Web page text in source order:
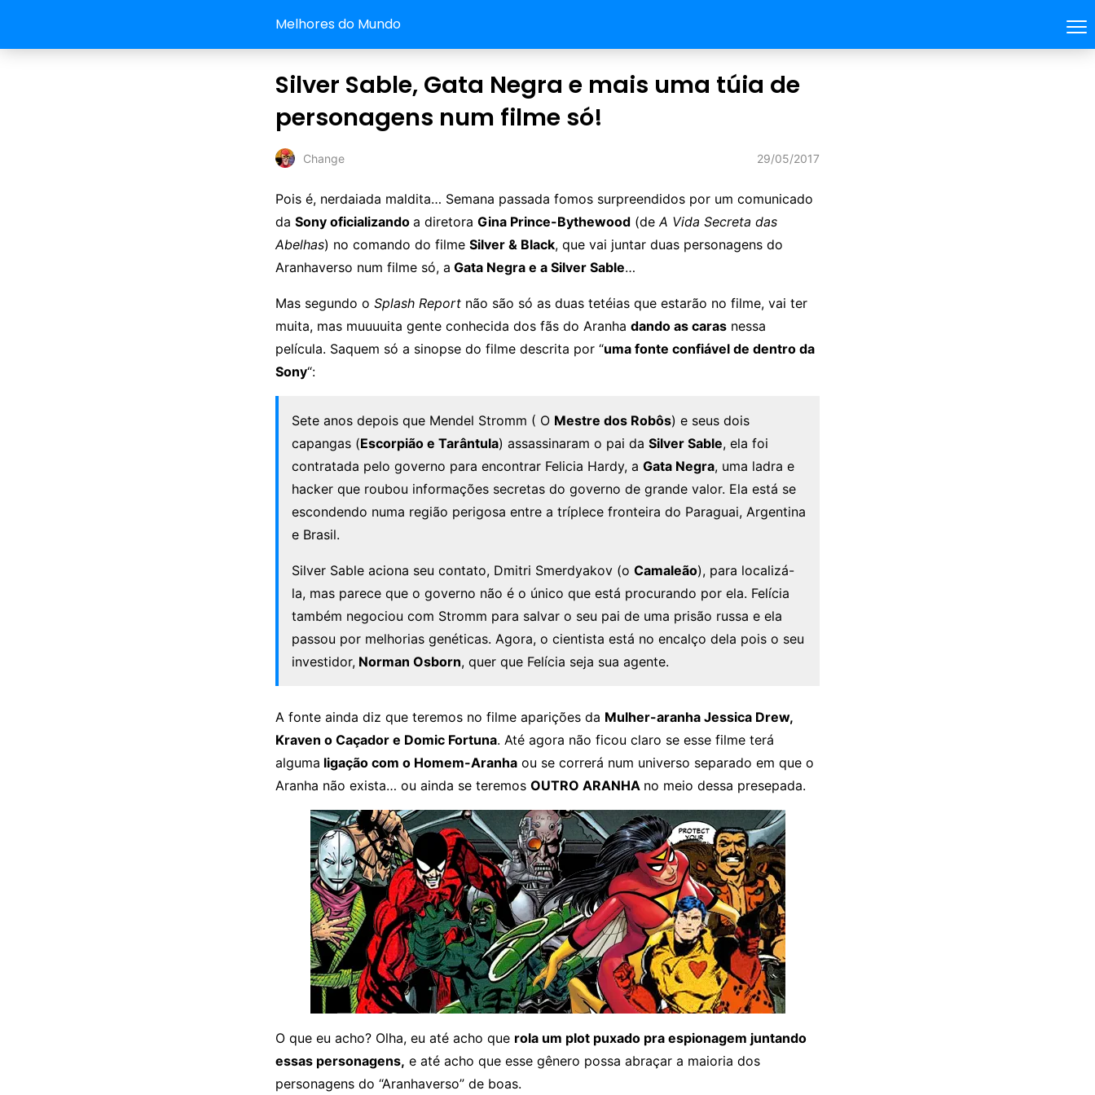
Melhores do Mundo
Silver Sable, Gata Negra e mais uma túia de
personagens num filme só!
Change 29/05/2017
Pois é, nerdaiada maldita… Semana passada fomos surpreendidos por um comunicado
da Sony oficializando a diretora Gina Prince-Bythewood (deA Vida Secreta das
Abelhas) no comando do filme Silver & Black, que vai juntar duas personagens do
Aranhaverso num filme só, a Gata Negra e a Silver Sable…
Mas segundo o Splash Report não são só as duas tetéias que estarão no filme, vai ter
muita, mas muuuuita gente conhecida dos fãs do Aranha dando as caras nessa
película. Saquem só a sinopse do filme descrita por “uma fonte confiável de dentro da
Sony“:
Sete anos depois que Mendel Stromm ( O Mestre dos Robôs) e seus dois
capangas (Escorpião e Tarântula) assassinaram o pai da Silver Sable, ela foi
contratada pelo governo para encontrar Felicia Hardy, a Gata Negra, uma ladra e
hacker que roubou informações secretas do governo de grande valor. Ela está se
escondendo numa região perigosa entre a tríplece fronteira do Paraguai, Argentina
e Brasil.
Silver Sable aciona seu contato, Dmitri Smerdyakov (o Camaleão), para localizá-
la, mas parece que o governo não é o único que está procurando por ela. Felícia
também negociou com Stromm para salvar o seu pai de uma prisão russa e ela
passou por melhorias genéticas. Agora, o cientista está no encalço dela pois o seu
investidor, Norman Osborn, quer que Felícia seja sua agente.
A fonte ainda diz que teremos no filme aparições da Mulher-aranha Jessica Drew,
Kraven o Caçador e Domic Fortuna. Até agora não ficou claro se esse filme terá
alguma ligação com o Homem-Aranha ou se correrá num universo separado em que o
Aranha não exista… ou ainda se teremos OUTRO ARANHA no meio dessa presepada.
O que eu acho? Olha, eu até acho que rola um plot puxado pra espionagem juntando
essas personagens, e até acho que esse gênero possa abraçar a maioria dos
personagens do “Aranhaverso” de boas.